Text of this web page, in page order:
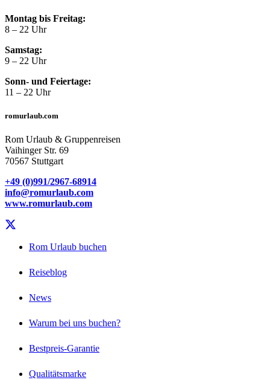
Montag bis Freitag:
8 – 22 Uhr
Samstag:
9 – 22 Uhr
Sonn- und Feiertage:
11 – 22 Uhr
romurlaub.com
Rom Urlaub & Gruppenreisen
Vaihinger Str. 69
70567 Stuttgart
+49 (0)991/2967-68914
info@romurlaub.com
www.romurlaub.com
Rom Urlaub buchen
Reiseblog
News
Warum bei uns buchen?
Bestpreis-Garantie
Qualitätsmarke